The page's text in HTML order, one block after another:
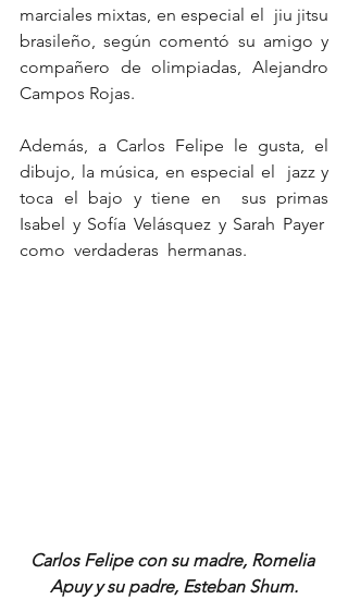
marciales mixtas, en especial el  jiu jitsu
brasileño, según comentó su amigo y
compañero de olimpiadas, Alejandro
Campos Rojas.
Además, a Carlos Felipe le gusta, el
dibujo, la música, en especial el  jazz y
toca el bajo y tiene en  sus primas
Isabel y Sofía Velásquez y Sarah Payer
como  verdaderas  hermanas.
Carlos Felipe con su madre, Romelia
Apuy y su padre, Esteban Shum.